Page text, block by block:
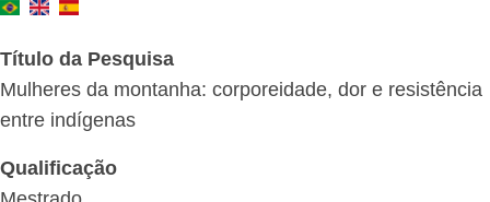
Título da Pesquisa
Mulheres da montanha: corporeidade, dor e resistência
entre indígenas
Qualificação